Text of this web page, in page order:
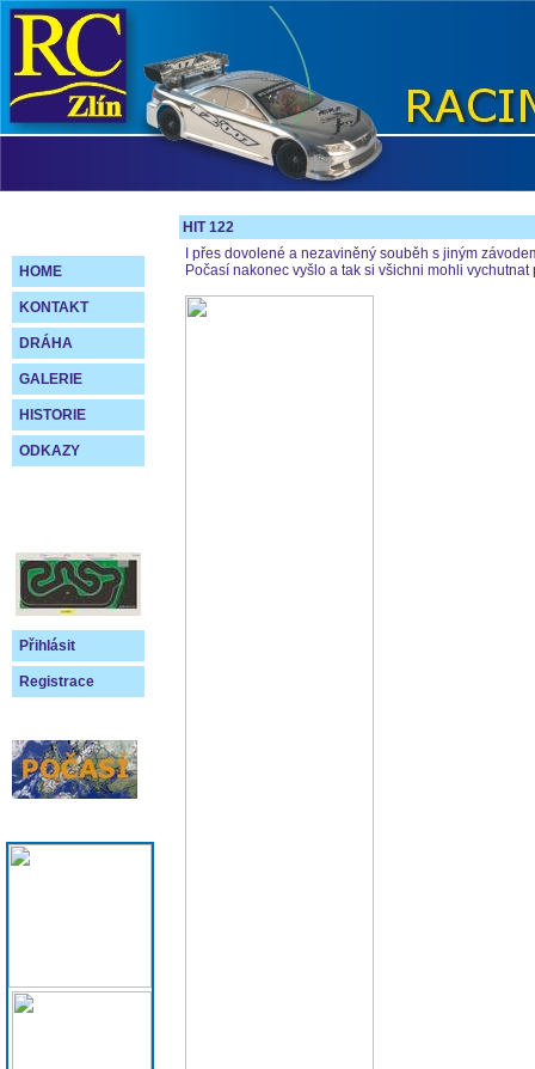
HOME
KONTAKT
DRÁHA
GALERIE
HISTORIE
ODKAZY
Přihlásit
Registrace
HIT 122
I přes dovolené a nezaviněný souběh s jiným
Počasí nakonec vyšlo a tak si všichni mohli